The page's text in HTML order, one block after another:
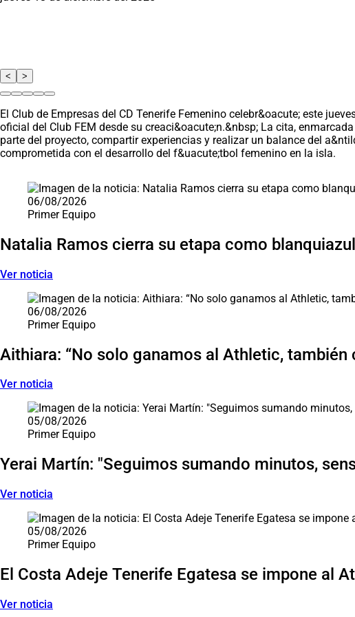
< >
El Club de Empresas del CD Tenerife Femenino celebr&oacute; este
oficial del Club FEM desde su creaci&oacute;n.&nbsp; La cita,
parte del proyecto, compartir experiencias y realizar un balance del
comprometida con el desarrollo del f&uacute;tbol femenino en la isla.
06/08/2026
Primer Equipo
Natalia Ramos cierra su etapa como blanquiazul
Ver noticia
06/08/2026
Primer Equipo
Aithiara: “No solo ganamos al Athletic,
Ver noticia
05/08/2026
Primer Equipo
Yerai Martín: "Seguimos sumando minutos,
Ver noticia
05/08/2026
Primer Equipo
El Costa Adeje Tenerife Egatesa se impone al
Ver noticia